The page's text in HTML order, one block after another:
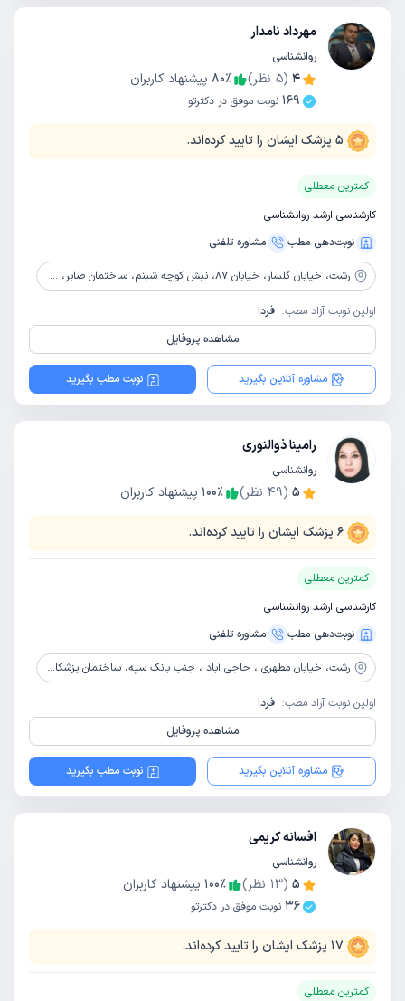
مهرداد نامدار
روانشناسی
4
(
5 نظر) 80٪
پیشنهاد کاربران
169 نوبت موفق در دکترتو
5 پزشک ایشان را تایید کرده‌اند.
کمترین معطلی
کارشناسی ارشد روانشناسی
نوبت‌دهی مطب
مشاوره‌ تلفنی
رشت، خیابان گلسار، خیابان 87، نبش کوچه شبنم، ساختمان صابر، طبقه 4 واحد 10 مرکز مشاوره و خدمات روانشناختی آرامش زندگی
اولین نوبت آزاد مطب: فردا
مشاهده پروفایل
مشاوره آنلاین بگیرید نوبت مطب بگیرید
رامینا ذوالنوری
روانشناسی
5
(
49 نظر) 100٪ پیشنهاد کاربران
6 پزشک ایشان را تایید کرده‌اند.
کمترین معطلی
کارشناسی ارشد روانشناسی
نوبت‌دهی مطب
مشاوره‌ تلفنی
رشت، خیابان مطهری ، حاجی آباد ، جنب بانک سپه، ساختمان پزشکان گاندی طبقه چهارم ، کلینیک آوای سلامت
اولین نوبت آزاد مطب: فردا
مشاهده پروفایل
مشاوره آنلاین بگیرید نوبت مطب بگیرید
افسانه کریمی
روانشناسی
5
(
13 نظر) 100٪
پیشنهاد کاربران
36 نوبت موفق در دکترتو
17 پزشک ایشان را تایید کرده‌اند.
کمترین معطلی